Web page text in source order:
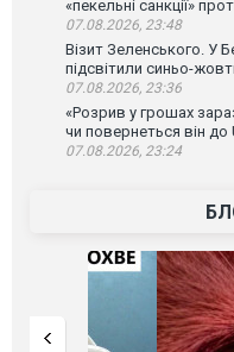
«пекельні санкції»
07.08.2026, 23:48
Візит Зеленського. У
підсвітили синьо-
07.08.2026, 23:36
«Розрив у грошах
чи повернеться він до
07.08.2026, 23:24